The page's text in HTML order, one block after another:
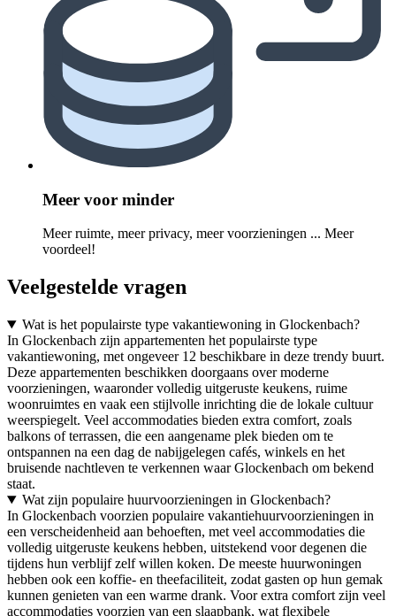
Meer voor minder
Meer ruimte, meer privacy, meer voorzieningen ... Meer
voordeel!
Veelgestelde vragen
Wat is het populairste type vakantiewoning in Glockenbach?
In Glockenbach zijn appartementen het populairste type
vakantiewoning, met ongeveer 12 beschikbare in deze trendy buurt.
Deze appartementen beschikken doorgaans over moderne
voorzieningen, waaronder volledig uitgeruste keukens, ruime
woonruimtes en vaak een stijlvolle inrichting die de lokale cultuur
weerspiegelt. Veel accommodaties bieden extra comfort, zoals
balkons of terrassen, die een aangename plek bieden om te
ontspannen na een dag de nabijgelegen cafés, winkels en het
bruisende nachtleven te verkennen waar Glockenbach om bekend
staat.
Wat zijn populaire huurvoorzieningen in Glockenbach?
In Glockenbach voorzien populaire vakantiehuurvoorzieningen in
een verscheidenheid aan behoeften, met veel accommodaties die
volledig uitgeruste keukens hebben, uitstekend voor degenen die
tijdens hun verblijf zelf willen koken. De meeste huurwoningen
hebben ook een koffie- en theefaciliteit, zodat gasten op hun gemak
kunnen genieten van een warme drank. Voor extra comfort zijn veel
accommodaties voorzien van een slaapbank, wat flexibele